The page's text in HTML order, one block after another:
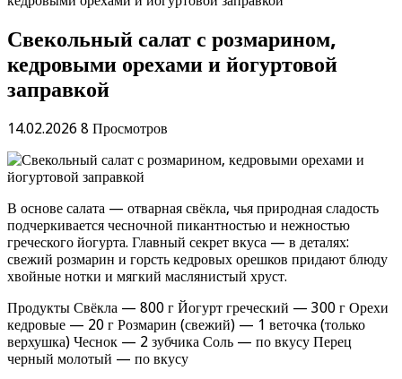
Свекольный салат с розмарином,
кедровыми орехами и йогуртовой
заправкой
14.02.2026 8 Просмотров
В основе салата — отварная свёкла, чья природная сладость
подчеркивается чесночной пикантностью и нежностью
греческого йогурта. Главный секрет вкуса — в деталях:
свежий розмарин и горсть кедровых орешков придают блюду
хвойные нотки и мягкий маслянистый хруст.
Продукты Свёкла — 800 г Йогурт греческий — 300 г Орехи
кедровые — 20 г Розмарин (свежий) — 1 веточка (только
верхушка) Чеснок — 2 зубчика Соль — по вкусу Перец
черный молотый — по вкусу